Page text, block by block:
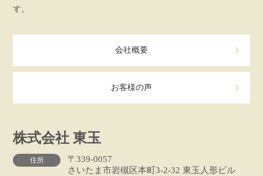
す。
会社概要
お客様の声
株式会社 東玉
住所
〒339-0057
さいたま市岩槻区本町3-2-32 東玉人形ビル